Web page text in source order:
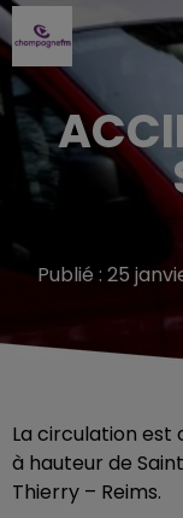
Publié : 25
La circulation est
à hauteur de
Thierry – Reims.